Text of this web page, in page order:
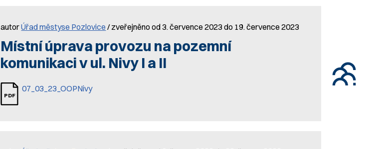
autorÚřad městyse Pozlovice / zveřejněno od 3. července 2023 do 19. července 2023
Místní úprava provozu na pozemní
komunikaci v ul. Nivy I a II
07_03_23_OOPNivy